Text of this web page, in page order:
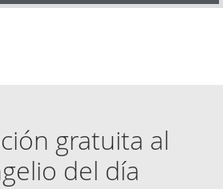
gratuita al
del día